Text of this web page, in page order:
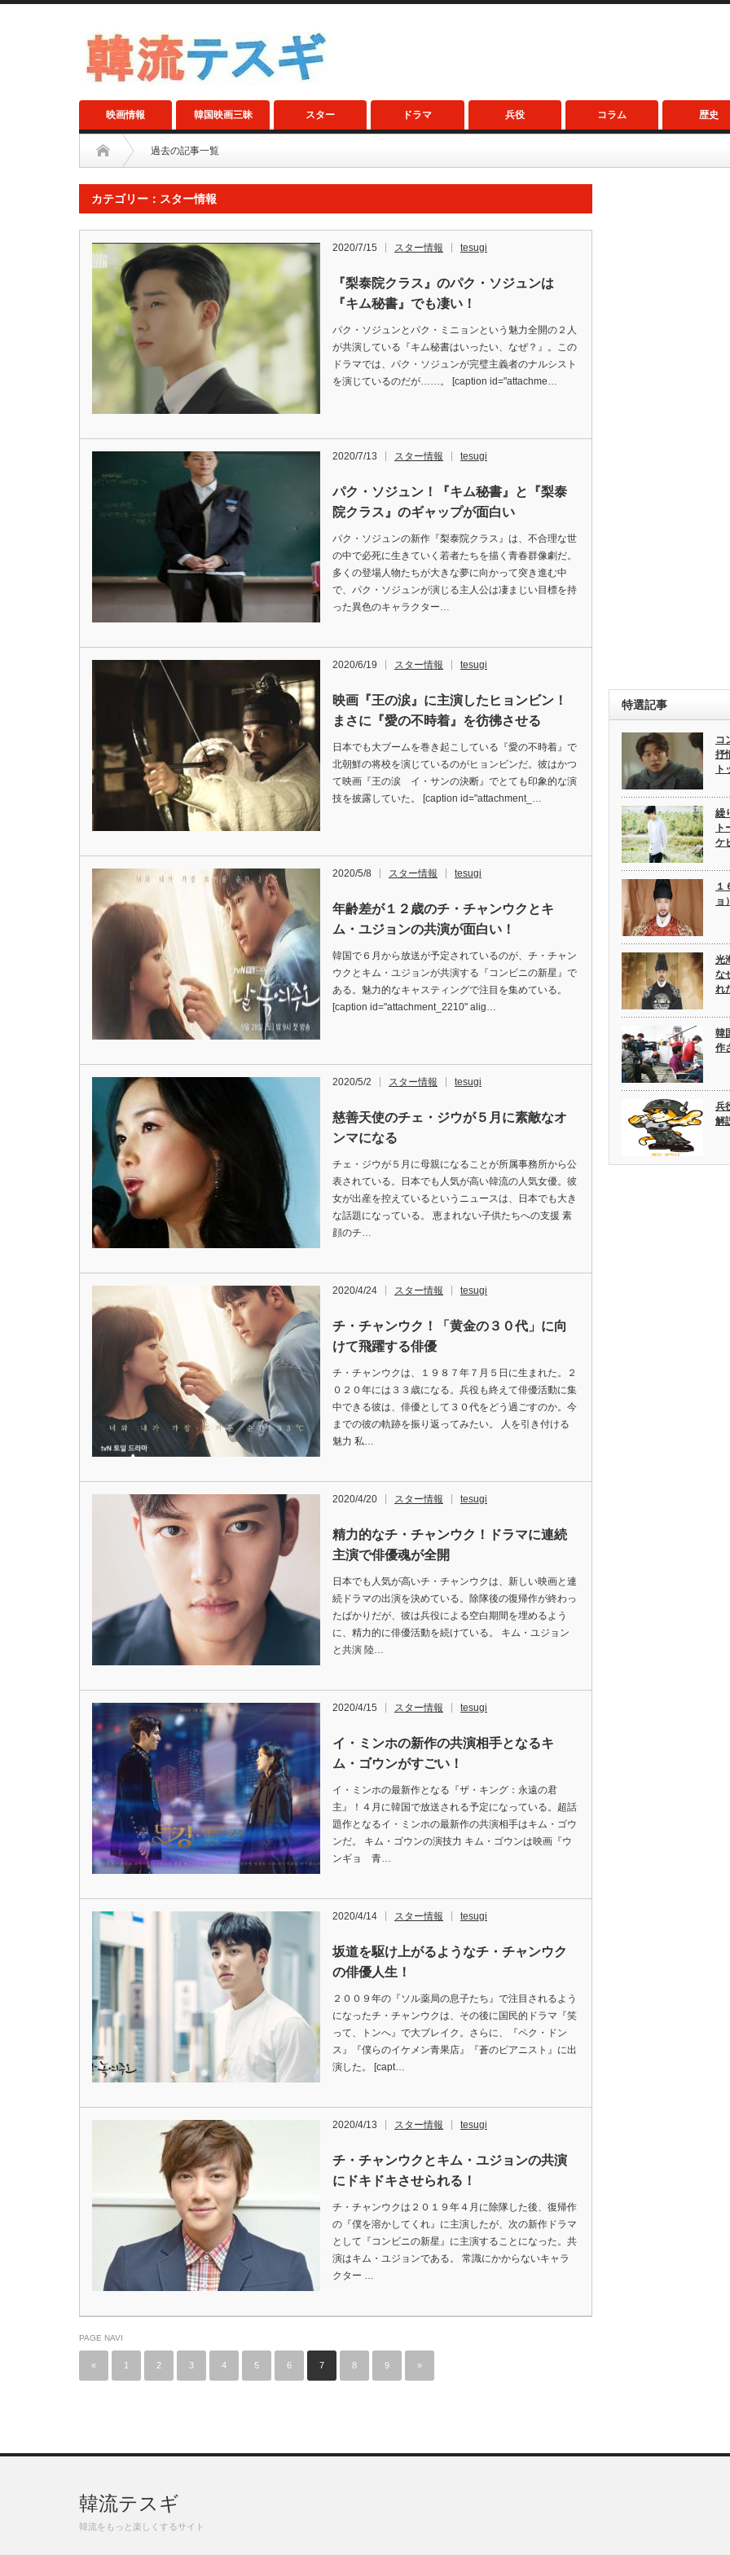
映画情報 韓国映画三昧 スター ドラマ 兵役 コラム 歴史
過去の記事一覧
カテゴリー：スター情報
2020/7/15 スター情報 tesugi
『梨泰院クラス』のパク・ソジュンは
『キム秘書』でも凄い！
パク・ソジュンとパク・ミニョンという魅力全開の２人
が共演している『キム秘書はいったい、なぜ？』。この
ドラマでは、パク・ソジュンが完璧主義者のナルシスト
を演じているのだが……。 [caption id="attachme…
2020/7/13 スター情報 tesugi
パク・ソジュン！『キム秘書』と『梨泰
院クラス』のギャップが面白い
パク・ソジュンの新作『梨泰院クラス』は、不合理な世
の中で必死に生きていく若者たちを描く青春群像劇だ。
多くの登場人物たちが大きな夢に向かって突き進む中
で、パク・ソジュンが演じる主人公は凄まじい目標を持
った異色のキャラクター…
2020/6/19 スター情報 tesugi
映画『王の涙』に主演したヒョンビン！
まさに『愛の不時着』を彷彿させる
日本でも大ブームを巻き起こしている『愛の不時着』で
北朝鮮の将校を演じているのがヒョンビンだ。彼はかつ
て映画『王の涙 イ・サンの決断』でとても印象的な演
技を披露していた。 [caption id="attachment_…
2020/5/8 スター情報 tesugi
年齢差が１２歳のチ・チャンウクとキ
ム・ユジョンの共演が面白い！
韓国で６月から放送が予定されているのが、チ・チャン
ウクとキム・ユジョンが共演する『コンビニの新星』で
ある。魅力的なキャスティングで注目を集めている。
[caption id="attachment_2210" alig…
2020/5/2 スター情報 tesugi
慈善天使のチェ・ジウが５月に素敵なオ
ンマになる
チェ・ジウが５月に母親になることが所属事務所から公
表されている。日本でも人気が高い韓流の人気女優。彼
女が出産を控えているというニュースは、日本でも大き
な話題になっている。 恵まれない子供たちへの支援 素
顔のチ…
2020/4/24 スター情報 tesugi
チ・チャンウク！「黄金の３０代」に向
けて飛躍する俳優
チ・チャンウクは、１９８７年７月５日に生まれた。２
０２０年には３３歳になる。兵役も終えて俳優活動に集
中できる彼は、俳優として３０代をどう過ごすのか。今
までの彼の軌跡を振り返ってみたい。 人を引き付ける
魅力 私…
2020/4/20 スター情報 tesugi
精力的なチ・チャンウク！ドラマに連続
主演で俳優魂が全開
日本でも人気が高いチ・チャンウクは、新しい映画と連
続ドラマの出演を決めている。除隊後の復帰作が終わっ
たばかりだが、彼は兵役による空白期間を埋めるよう
に、精力的に俳優活動を続けている。 キム・ユジョン
と共演 陸…
2020/4/15 スター情報 tesugi
イ・ミンホの新作の共演相手となるキ
ム・ゴウンがすごい！
イ・ミンホの最新作となる『ザ・キング：永遠の君
主』！４月に韓国で放送される予定になっている。超話
題作となるイ・ミンホの最新作の共演相手はキム・ゴウ
ンだ。 キム・ゴウンの演技力 キム・ゴウンは映画『ウ
ンギョ 青…
2020/4/14 スター情報 tesugi
坂道を駆け上がるようなチ・チャンウク
の俳優人生！
２００９年の『ソル薬局の息子たち』で注目されるよう
になったチ・チャンウクは、その後に国民的ドラマ『笑
って、トンへ』で大ブレイク。さらに、『ペク・ドン
ス』『僕らのイケメン青果店』『蒼のピアニスト』に出
演した。 [capt…
2020/4/13 スター情報 tesugi
チ・チャンウクとキム・ユジョンの共演
にドキドキさせられる！
チ・チャンウクは２０１９年４月に除隊した後、復帰作
の『僕を溶かしてくれ』に主演したが、次の新作ドラマ
として『コンビニの新星』に主演することになった。共
演はキム・ユジョンである。 常識にかからないキャラ
クター …
PAGE NAVI
« 1 2 3 4 5 6 7 8 9 »
特選記事
コ
抒
繰
ケ
１
ョ
光
な
れ
韓
作
兵
解
韓流テスギ
韓流をもっと楽しくするサイト